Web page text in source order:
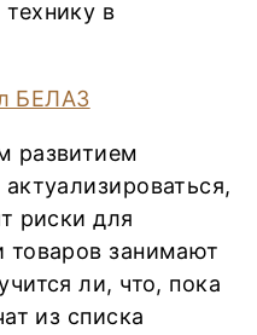
в
развитием
риски для
товаров занимают
ли, что, пока
из списка